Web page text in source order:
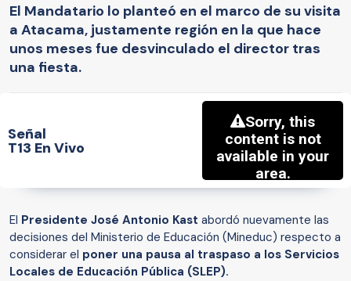
El Mandatario lo planteó en el marco de su visita
a Atacama, justamente región en la que hace
unos meses fue desvinculado el director tras
una fiesta.
Señal
T13 En Vivo
El Presidente José Antonio Kast abordó nuevamente las
decisiones del Ministerio de Educación (Mineduc) respecto a
considerar el poner una pausa al traspaso a los Servicios
Locales de Educación Pública (SLEP).